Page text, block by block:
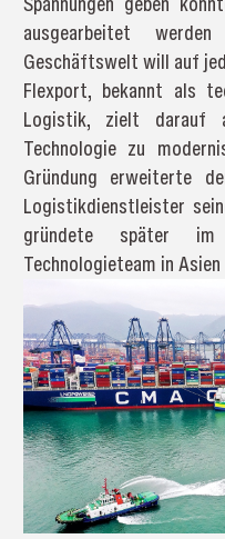
ausgearbeitet
Geschäftswelt will auf
Flexport, bekannt als
Logistik, zielt darauf
Technologie zu
Gründung erweiterte
Logistikdienstleister
gründete später
Technologieteam in